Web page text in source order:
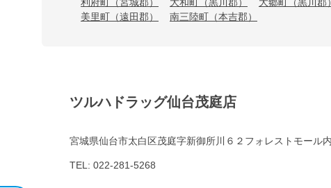
美里町（遠田郡）
南三陸町（本吉郡）
ツルハドラッグ仙台茂庭店
宮城県仙台市太白区茂庭字新御所川６２フォレストモール内
TEL: 022-281-5268